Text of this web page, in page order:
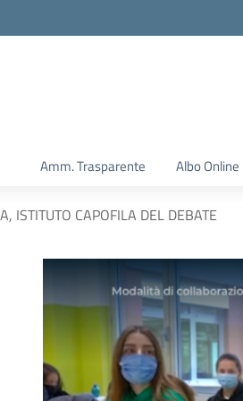
Amm. Trasparente Albo Online
ISTITUTO CAPOFILA DEL DEBATE